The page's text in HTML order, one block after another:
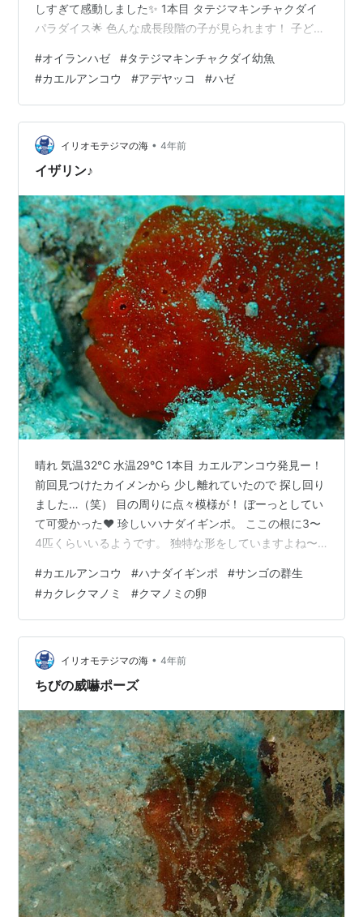
しすぎて感動しました✨ 1本目 タテジマキンチャクダイ
パラダイス🌟 色んな成長段階の子が見られます！ 子ども
しさ✨ ちびが2匹、じゃれ合っていました。 カエルアン
コウちゃん、 ほぼ動いてません。（笑） ちゃんとごは
ん、たべてるかー！？ カシワハナダイの成魚がいっぱ
い！ 色が濃くて、綺麗です✨ 珍しいハナダイギンポ。 こ
の根に2〜3匹いるようです。 2本目 リクエストのアデヤ
ッコ…
#オイランハゼ #タテジマキンチャクダイ幼魚
#カエルアンコウ #アデヤッコ #ハゼ
イリオモテジマの海 • 4年前
イザリン♪
晴れ 気温32℃ 水温29℃ 1本目 カエルアンコウ発見ー！
前回見つけたカイメンから 少し離れていたので 探し回り
ました…（笑） 目の周りに点々模様が！ ぼーっとしてい
て可愛かった♥ 珍しいハナダイギンポ。 ここの根に3〜
4匹くらいいるようです。 独特な形をしていますよね〜
お腹の卵にはもう目が… 細ーい足をよく見ると 赤白しま
しまになっています！ カシワハナダイがいっぱい！ 濃い
赤色がとても綺麗でした✨ 2本目 サンゴが綺麗ー✨ だけ
ど白化してきてる〜💦 だんだんパステルカラーに なって
きてしまいました。泣 水温よ、下がれ…！！ 真っ黄…
#カエルアンコウ #ハナダイギンポ #サンゴの群生
#カクレクマノミ #クマノミの卵
イリオモテジマの海 • 4年前
ちびの威嚇ポーズ